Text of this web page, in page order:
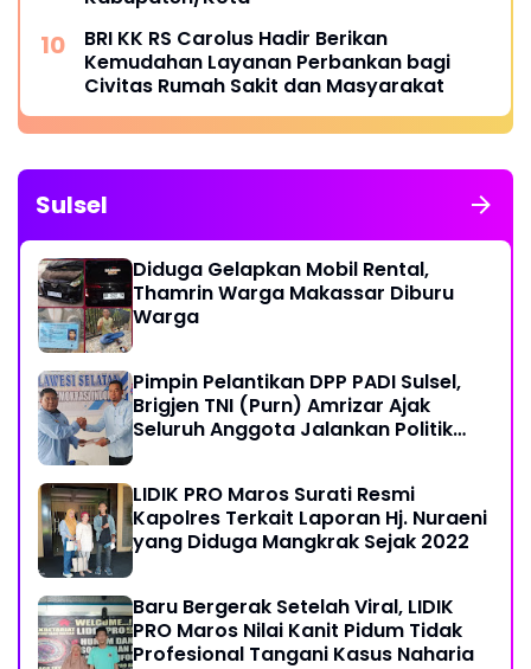
BRI KK RS Carolus Hadir Berikan
Kemudahan Layanan Perbankan bagi
Civitas Rumah Sakit dan Masyarakat
Sulsel
Diduga Gelapkan Mobil Rental,
Thamrin Warga Makassar Diburu
Warga
Pimpin Pelantikan DPP PADI Sulsel,
Brigjen TNI (Purn) Amrizar Ajak
Seluruh Anggota Jalankan Politik
LIDIK PRO Maros Surati Resmi
Kapolres Terkait Laporan Hj. Nuraeni
yang Diduga Mangkrak Sejak 2022
Baru Bergerak Setelah Viral, LIDIK
PRO Maros Nilai Kanit Pidum Tidak
Profesional Tangani Kasus Naharia